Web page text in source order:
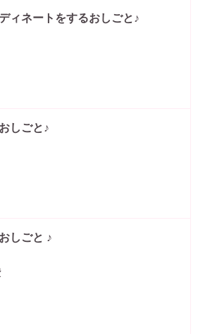
ィネートをするおしごと♪
しごと♪
しごと ♪